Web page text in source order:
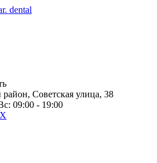
dental
Советская улица, 38
09:00 - 19:00